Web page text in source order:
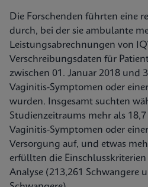
Die Forschenden führten eine
durch, bei der sie ambulante
Leistungsabrechnungen von
Verschreibungsdaten für
zwischen 01. Januar 2018 und
Vaginitis-Symptomen oder
wurden. Insgesamt suchten
Studienzeitraums mehr als
Vaginitis-Symptomen oder
Versorgung auf, und etwas
erfüllten die
Analyse (213,261 Schwangere